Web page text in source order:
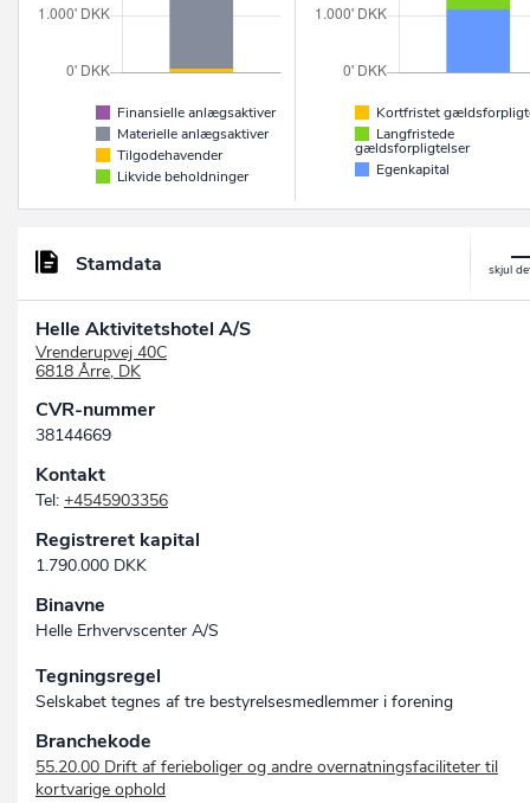
Finansielle anlægsaktiver
Materielle anlægsaktiver
Tilgodehavender
Likvide beholdninger
Kortfristet
Langfristede
gældsforpligtelser
Egenkapital
Stamdata
Helle Aktivitetshotel A/S
Vrenderupvej 40C
6818 Årre, DK
CVR-nummer
38144669
Kontakt
Tel: +4545903356
Registreret kapital
1.790.000 DKK
Binavne
Helle Erhvervscenter A/S
Tegningsregel
Selskabet tegnes af tre bestyrelsesmedlemmer i forening
Branchekode
55.20.00 Drift af ferieboliger og andre overnatningsfaciliteter til
kortvarige ophold